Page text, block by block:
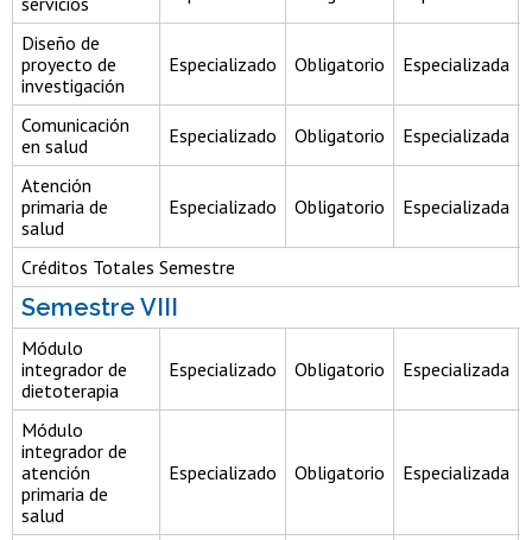
Diseño de
proyecto de
investigación
Especializado Obligatorio Especializada
Comunicación
en salud
Especializado Obligatorio Especializada
Atención
primaria de
salud
Especializado Obligatorio Especializada
Créditos Totales Semestre
Semestre VIII
Módulo
integrador de
dietoterapia
Especializado Obligatorio Especializada
Módulo
integrador de
atención
primaria de
salud
Especializado Obligatorio Especializada